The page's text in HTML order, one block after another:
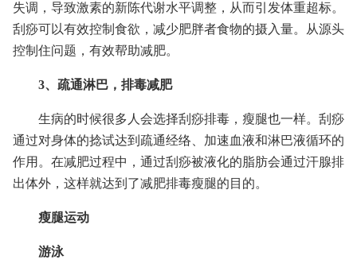
失调，导致激素的新陈代谢水平调整，从而引发体重超标。
刮痧可以有效控制食欲，减少肥胖者食物的摄入量。从源头
控制住问题，有效帮助减肥。
3、疏通淋巴，排毒减肥
生病的时候很多人会选择刮痧排毒，瘦腿也一样。刮痧
通过对身体的捻试达到疏通经络、加速血液和淋巴液循环的
作用。在减肥过程中，通过刮痧被液化的脂肪会通过汗腺排
出体外，这样就达到了减肥排毒瘦腿的目的。
瘦腿运动
游泳